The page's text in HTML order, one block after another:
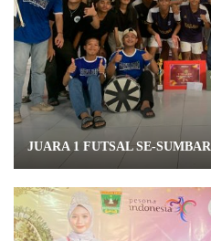
JUARA 1 FUTSAL SE-SUMBAR